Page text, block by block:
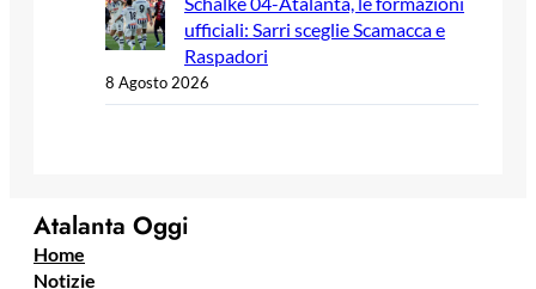
ufficiali: Sarri sceglie Scamacca e
Raspadori
8 Agosto 2026
Atalanta Oggi
Home
Notizie